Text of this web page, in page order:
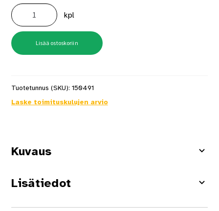
Pikakompostori
Biolan
220
eco,
tumma
harmaa
määrä
kpl
Lisää ostoskoriin
Tuotetunnus (SKU): 150491
Laske toimituskulujen arvio
Kuvaus
Lisätiedot